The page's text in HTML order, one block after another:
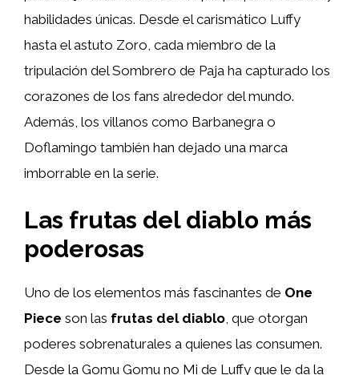
habilidades únicas. Desde el carismático Luffy
hasta el astuto Zoro, cada miembro de la
tripulación del Sombrero de Paja ha capturado los
corazones de los fans alrededor del mundo.
Además, los villanos como Barbanegra o
Doflamingo también han dejado una marca
imborrable en la serie.
Las frutas del diablo más
poderosas
Uno de los elementos más fascinantes de One
Piece son las frutas del diablo, que otorgan
poderes sobrenaturales a quienes las consumen.
Desde la Gomu Gomu no Mi de Luffy que le da la